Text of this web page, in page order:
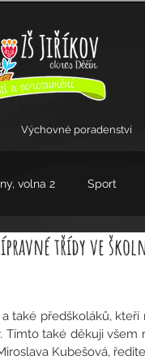
Výchovné poradenství
volna 2 Sport
třídy ve
také předškoláků, kteří
také děkuji všem
Kubešová,